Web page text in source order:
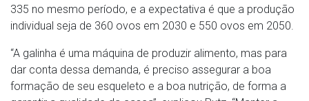
335 no mesmo período, e a expectativa é que a produção
individual seja de 360 ovos em 2030 e 550 ovos em 2050.
“A galinha é uma máquina de produzir alimento, mas para
dar conta dessa demanda, é preciso assegurar a boa
formação de seu esqueleto e a boa nutrição, de forma a